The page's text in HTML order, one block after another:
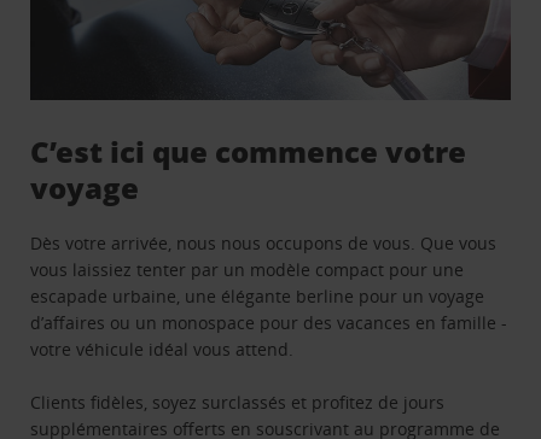
C’est ici que commence votre
voyage
Dès votre arrivée, nous nous occupons de vous. Que vous
vous laissiez tenter par un modèle compact pour une
escapade urbaine, une élégante berline pour un voyage
d’affaires ou un monospace pour des vacances en famille -
votre véhicule idéal vous attend.
Clients fidèles, soyez surclassés et profitez de jours
supplémentaires offerts en souscrivant au programme de